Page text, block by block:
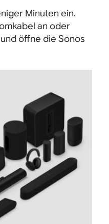
Minuten ein.
an oder
öffne die Sonos